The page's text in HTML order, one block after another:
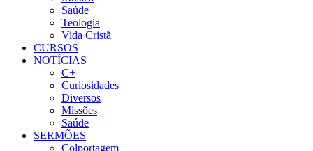
Saúde
Teologia
Vida Cristã
CURSOS
NOTÍCIAS
C+
Curiosidades
Diversos
Missões
Saúde
SERMÕES
Colportagem